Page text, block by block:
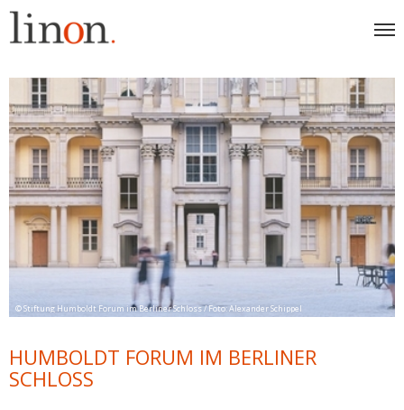
© Stiftung Humboldt Forum im Berliner Schloss / Foto: Alexander Schippel
HUMBOLDT FORUM IM BERLINER
SCHLOSS